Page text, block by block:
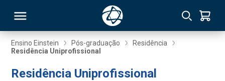
Ensino Einstein Pós-graduação
Residência
Residência Uniprofissional
Residência Uniprofissional